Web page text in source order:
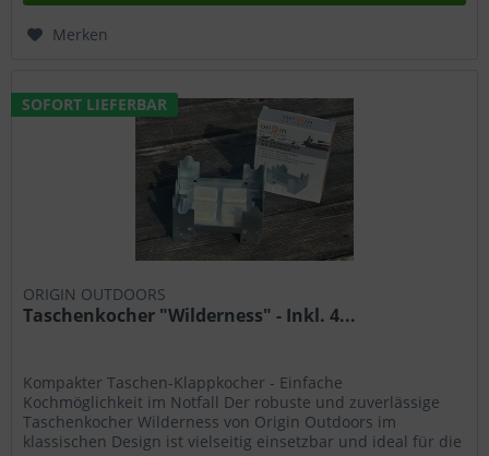
Merken
SOFORT LIEFERBAR
ORIGIN OUTDOORS
Taschenkocher "Wilderness" - Inkl. 4...
Kompakter Taschen-Klappkocher - Einfache
Kochmöglichkeit im Notfall Der robuste und zuverlässige
Taschenkocher Wilderness von Origin Outdoors im
klassischen Design ist vielseitig einsetzbar und ideal für die